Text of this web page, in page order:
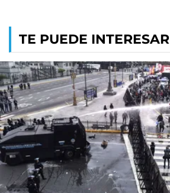
TE PUEDE INTERESAR